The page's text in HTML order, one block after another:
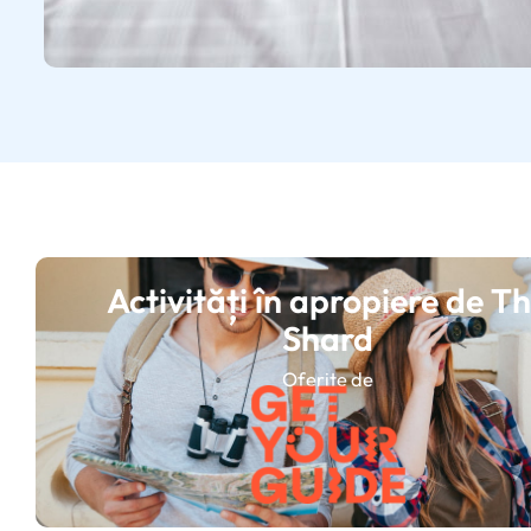
Activități în apropiere de
Shard
Oferite de